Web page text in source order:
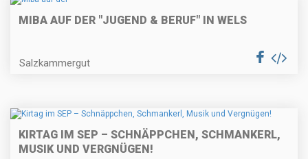
MIBA AUF DER "JUGEND & BERUF" IN WELS
Salzkammergut
KIRTAG IM SEP – SCHNÄPPCHEN, SCHMANKERL,
MUSIK UND VERGNÜGEN!